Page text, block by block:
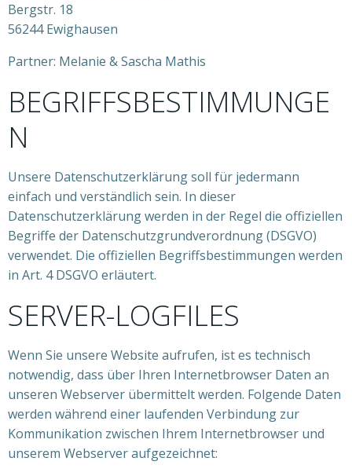
Bergstr. 18
56244 Ewighausen
Partner: Melanie & Sascha Mathis
BEGRIFFSBESTIMMUNGE
N
Unsere Datenschutzerklärung soll für jedermann
einfach und verständlich sein. In dieser
Datenschutzerklärung werden in der Regel die offiziellen
Begriffe der Datenschutzgrundverordnung (DSGVO)
verwendet. Die offiziellen Begriffsbestimmungen werden
in Art. 4 DSGVO erläutert.
SERVER-LOGFILES
Wenn Sie unsere Website aufrufen, ist es technisch
notwendig, dass über Ihren Internetbrowser Daten an
unseren Webserver übermittelt werden. Folgende Daten
werden während einer laufenden Verbindung zur
Kommunikation zwischen Ihrem Internetbrowser und
unserem Webserver aufgezeichnet: